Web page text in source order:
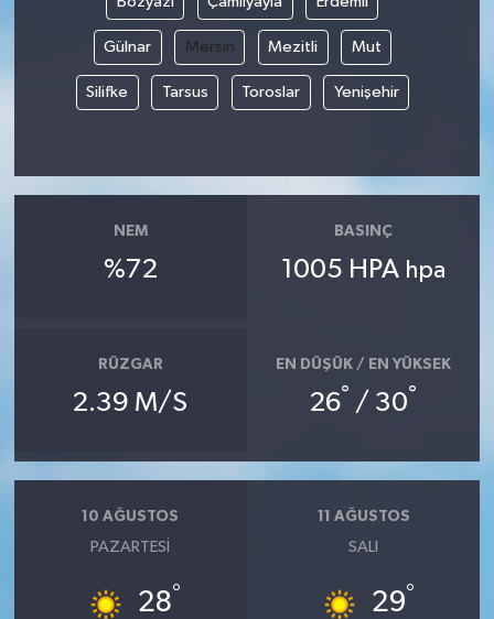
Gülnar Mersin Mezitli Mut
Silifke Tarsus Toroslar Yenişehir
NEM
%72
BASINÇ
1005 HPA hpa
RÜZGAR
2.39 M/S
EN DÜŞÜK / EN YÜKSEK
26° / 30°
10 AĞUSTOS
PAZARTESI
28°
11 AĞUSTOS
SALI
29°